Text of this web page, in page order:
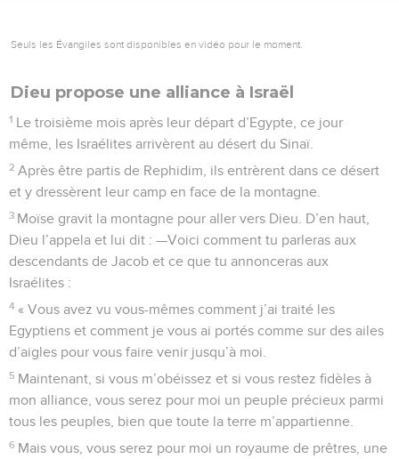
Seuls les Évangiles sont disponibles en vidéo pour le moment.
Dieu propose une alliance à Israël
1 Le troisième mois après leur départ d’Egypte, ce jour
même, les Israélites arrivèrent au désert du Sinaï.
2 Après être partis de Rephidim, ils entrèrent dans ce désert
et y dressèrent leur camp en face de la montagne.
3 Moïse gravit la montagne pour aller vers Dieu. D’en haut,
Dieu l’appela et lui dit : —Voici comment tu parleras aux
descendants de Jacob et ce que tu annonceras aux
Israélites :
4 « Vous avez vu vous-mêmes comment j’ai traité les
Egyptiens et comment je vous ai portés comme sur des ailes
d’aigles pour vous faire venir jusqu’à moi.
5 Maintenant, si vous m’obéissez et si vous restez fidèles à
mon alliance, vous serez pour moi un peuple précieux parmi
tous les peuples, bien que toute la terre m’appartienne.
6 Mais vous, vous serez pour moi un royaume de prêtres, une